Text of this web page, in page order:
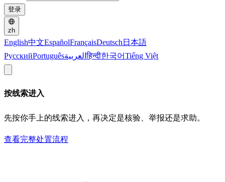
登录
zh
English中文EspañolFrançaisDeutsch 日本語
РусскийPortuguêsالعربيةहिन्दी한국어Tiếng Việt
按线索进入
先按你手上的线索进入，再决定是核验、举报还是求助。
查看完整处置流程